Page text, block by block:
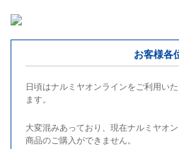
お客様各
日頃はナルミヤオンラインをご利用い
ます。
大変混みあっており、現在ナルミヤオ
商品のご購入ができません。